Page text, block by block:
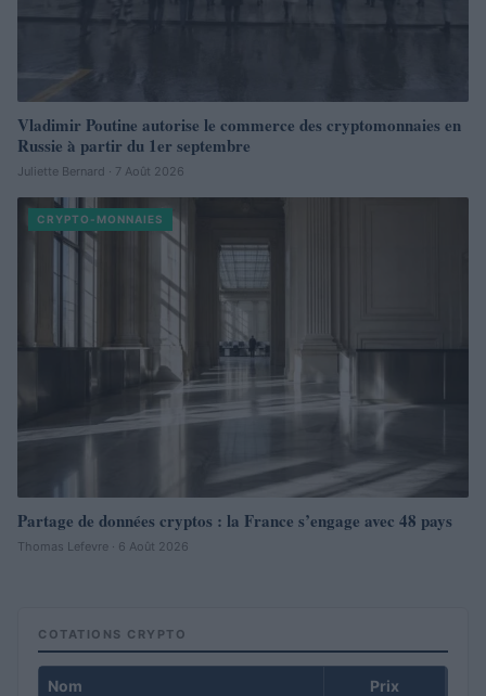
Vladimir Poutine autorise le commerce des cryptomonnaies en
Russie à partir du 1er septembre
Juliette Bernard · 7 Août 2026
CRYPTO-MONNAIES
Partage de données cryptos : la France s’engage avec 48 pays
Thomas Lefevre · 6 Août 2026
COTATIONS CRYPTO
Nom Prix